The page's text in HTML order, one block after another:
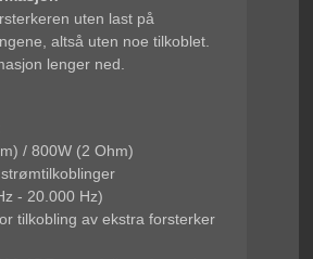
uten last på
altså uten noe tilkoblet.
lenger ned.
/ 800W (2 Ohm)
- 20.000 Hz)
tilkobling av ekstra forsterker